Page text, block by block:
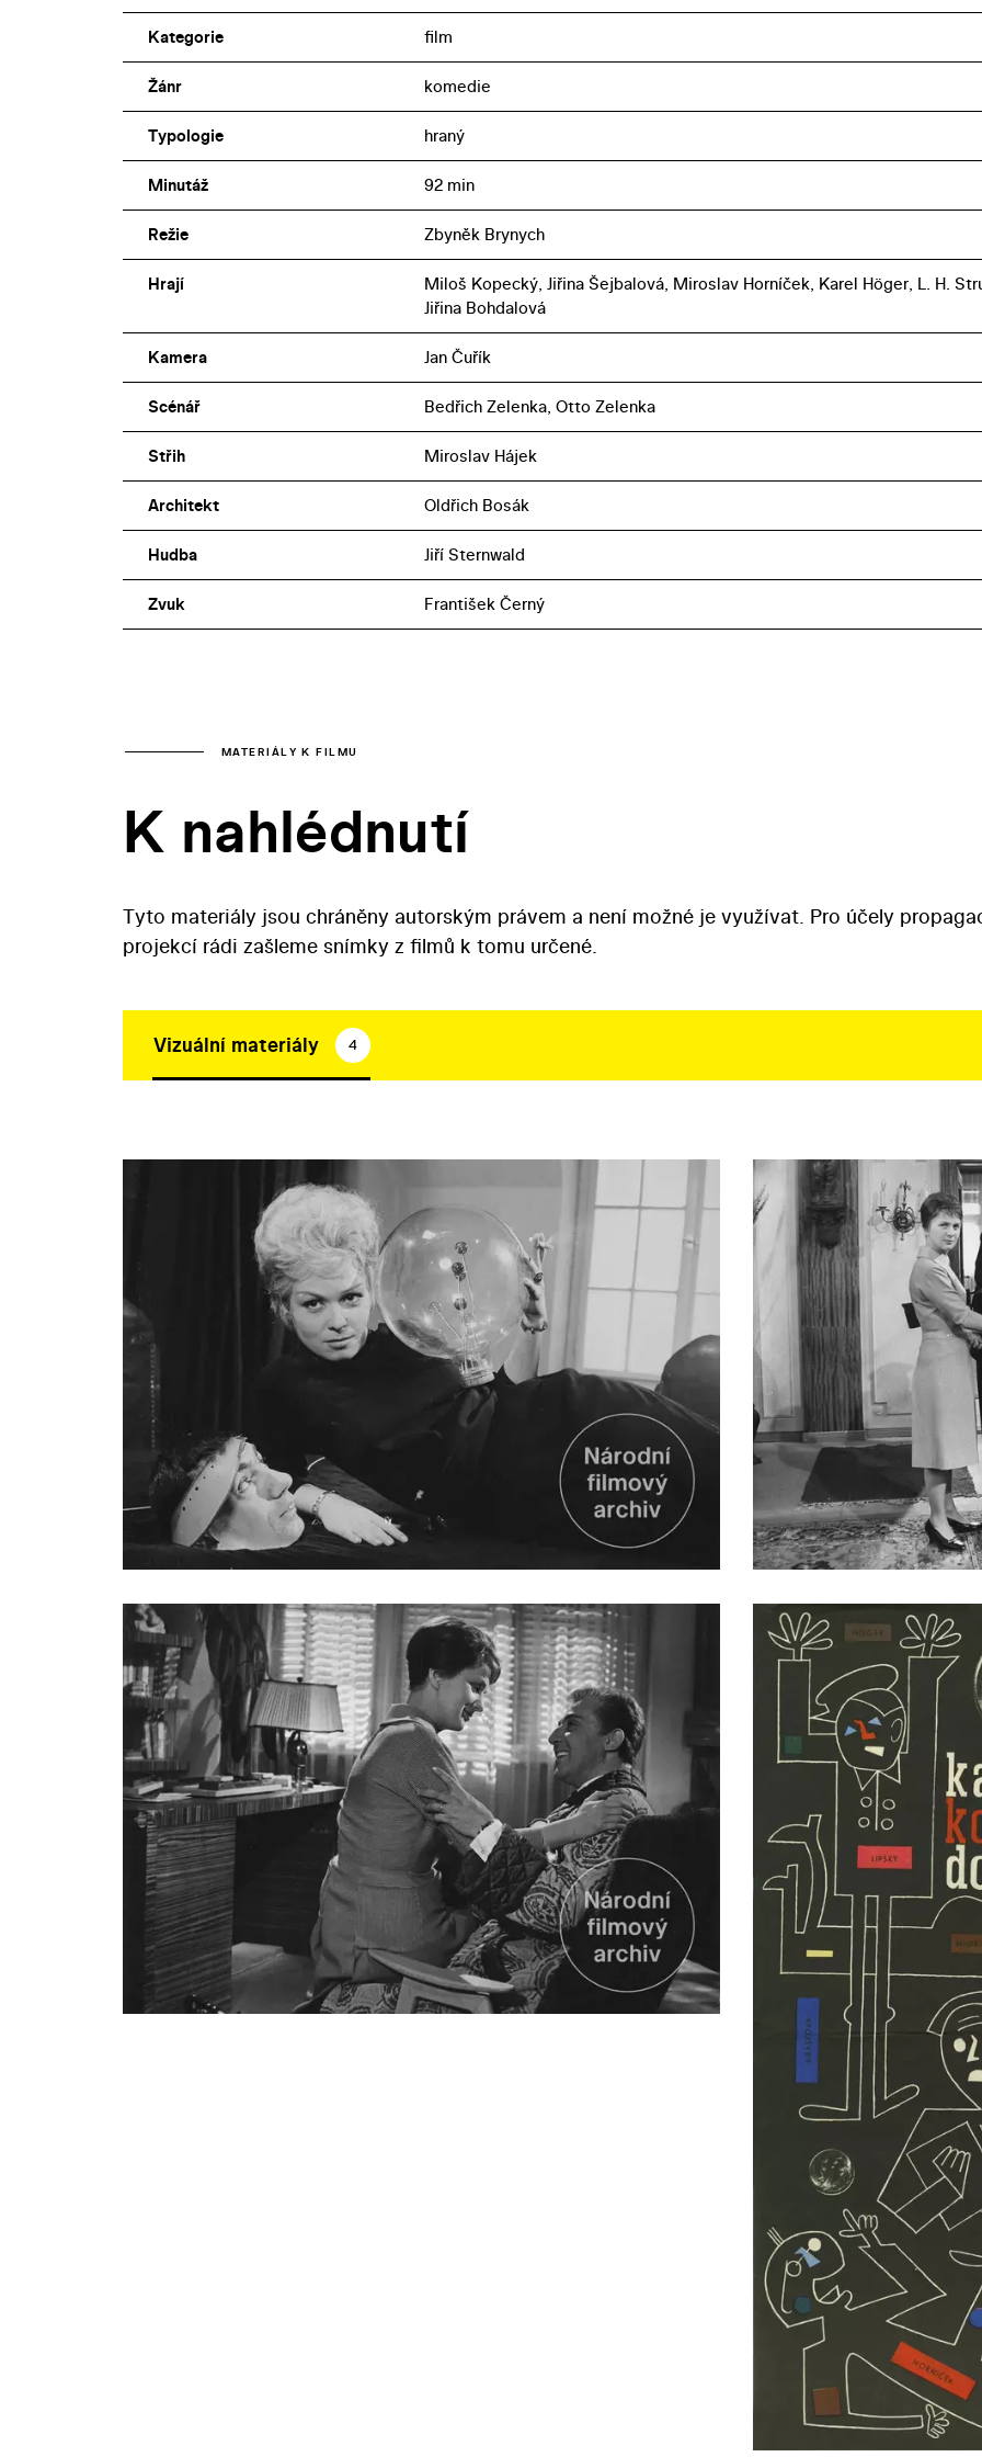
Kategorie film
Žánr komedie
Typologie hraný
Minutáž 92 min
Režie Zbyněk Brynych
Hrají
Miloš Kopecký, Jiřina Šejbalová, Miroslav Horníček, Karel Höger, L. H.
Jiřina Bohdalová
Kamera Jan Čuřík
Scénář Bedřich Zelenka, Otto Zelenka
Střih Miroslav Hájek
Architekt Oldřich Bosák
Hudba Jiří Sternwald
Zvuk František Černý
MATERIÁLY K FILMU
K nahlédnutí
Tyto materiály jsou chráněny autorským právem a není možné je využívat. Pro účely
projekcí rádi zašleme snímky z filmů k tomu určené.
Vizuální materiály 4